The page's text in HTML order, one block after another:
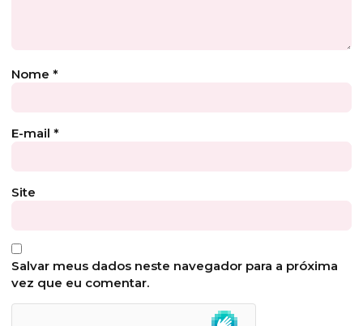
Nome *
E-mail *
Site
Salvar meus dados neste navegador para a próxima
vez que eu comentar.